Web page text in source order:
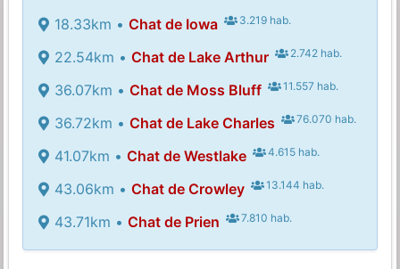
18.33km • Chat de Iowa 3.219 hab.
22.54km • Chat de Lake Arthur 2.742 hab.
36.07km • Chat de Moss Bluff 11.557 hab.
36.72km • Chat de Lake Charles 76.070 hab.
41.07km • Chat de Westlake 4.615 hab.
43.06km • Chat de Crowley 13.144 hab.
43.71km • Chat de Prien 7.810 hab.